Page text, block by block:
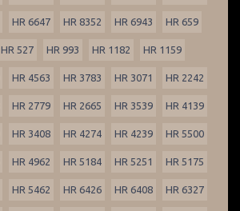
HR 6647 HR 8352 HR 6943 HR 659
HR 527 HR 993 HR 1182 HR 1159
HR 4563 HR 3783 HR 3071 HR 2242
HR 2779 HR 2665 HR 3539 HR 4139
HR 3408 HR 4274 HR 4239 HR 5500
HR 4962 HR 5184 HR 5251 HR 5175
HR 5462 HR 6426 HR 6408 HR 6327